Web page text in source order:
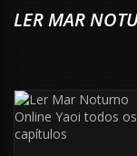
LER MAR